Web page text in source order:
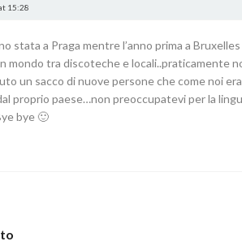
15:28
stata a Praga mentre l’anno prima a
mondo tra discoteche e locali..praticamente
un sacco di nuove persone che come noi
proprio paese…non preoccupatevi per la
bye 🙂